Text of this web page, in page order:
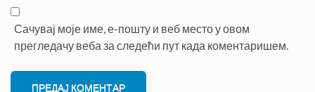
Сачувај моје име, е-пошту и веб место у овом
прегледачу веба за следећи пут када коментаришем.